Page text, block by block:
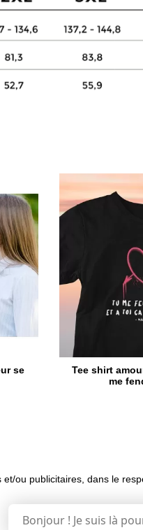
se
Tee shirt
me
Bonjour ! Je suis là
ou publicitaires, dans le